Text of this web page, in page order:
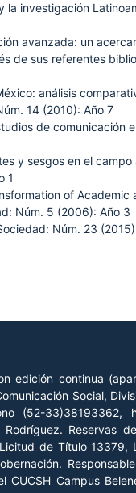
la investigación
avanzada: un
de sus referentes
análisis
14 (2010): Año 7
de comunicación
y sesgos en el
1
of Academic
Núm. 5 (2006): Año 3
Núm. 23
edición continua
Social,
(52-33)38193362,
Rodríguez.
de Título
Campus